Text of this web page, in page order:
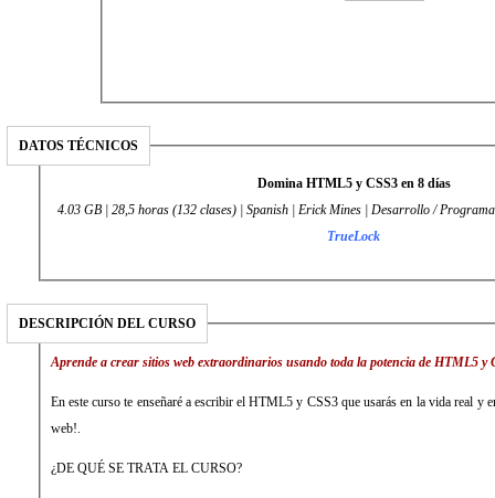
DATOS TÉCNICOS
Domina HTML5 y CSS3 en 8 días
4.03 GB | 28,5 horas (132 clases) | Spanish | Erick Mines | Desarrollo /
TrueLock
DESCRIPCIÓN DEL CURSO
Aprende a crear sitios web extraordinarios usando toda la potencia de HTML5 y
En este curso te enseñaré a escribir el HTML5 y CSS3 que usarás en la vida real y empezar tu carrera como Diseño
web!.
¿DE QUÉ SE TRATA EL CURSO?